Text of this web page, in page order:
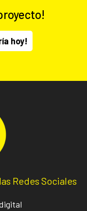
hoy!
Redes Sociales